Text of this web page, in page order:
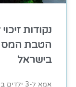
נקודות
הטבת המס
בישראל
אמא ל-3